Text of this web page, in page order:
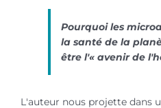
Pourquoi les
la santé de la
être l'« avenir de
L'auteur nous projette dans